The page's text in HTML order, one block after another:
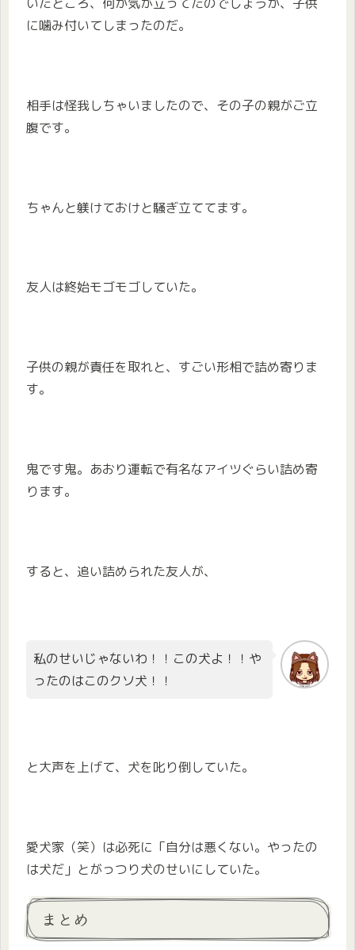
に噛み付いてしまったのだ。
相手は怪我しちゃいましたので、その子の親がご立
腹です。
ちゃんと躾けておけと騒ぎ立ててます。
友人は終始モゴモゴしていた。
子供の親が責任を取れと、すごい形相で詰め寄りま
す。
鬼です鬼。あおり運転で有名なアイツぐらい詰め寄
ります。
すると、追い詰められた友人が、
私のせいじゃないわ！！この犬よ！！や
ったのはこのクソ犬！！
と大声を上げて、犬を叱り倒していた。
愛犬家（笑）は必死に「自分は悪くない。やったの
は犬だ」とがっつり犬のせいにしていた。
まとめ